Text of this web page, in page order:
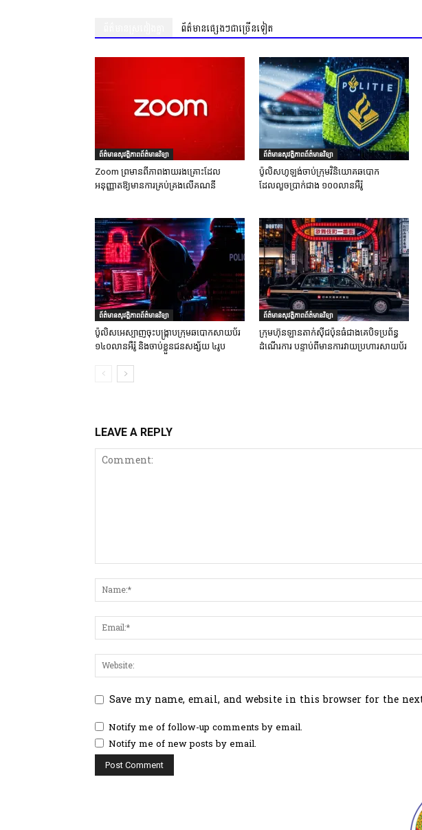
ព័ត៌មានផ្សេងៗជាច្រើនទៀត
ព័ត៌មានសុវត្ថិភាពព័ត៌មានវិទ្យា
Zoom ព្រមានពីភាពងាយរងគ្រោះដែល
អនុញ្ញាតឱ្យមានការគ្រប់គ្រងលើគណនី
ព័ត៌មានសុវត្ថិភាពព័ត៌មានវិទ្យា
ប៉ូលិសហូឡង់ចាប់ក្រុមវិនិយោគឆបោក
ដែលលួចប្រាក់ជាង ១០០លានអឺរ៉ូ
ព័ត៌មានសុវត្ថិភាពព័ត៌មានវិទ្យា
ប៉ូលិសអេស្បាញចុះបង្រ្កាបក្រុមឆបោកសាយប័រ
១៤០លានអឺរ៉ូ និងចាប់ខ្លួនជនសង្ស័យ ៤រូប
ព័ត៌មានសុវត្ថិភាពព័ត៌មានវិទ្យា
ក្រុមហ៊ុនឡានតាក់ស៊ីជប៉ុនធំជាងគេបិទប្រព័ន្ធ
ដំណើរការ បន្ទាប់ពីមានការវាយប្រហារសាយប័រ
LEAVE A REPLY
Save my name, email, and website in this browser for the
Notify me of follow-up comments by email.
Notify me of new posts by email.